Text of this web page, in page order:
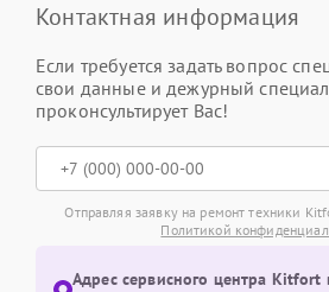
Контактная информация
Если требуется задать вопрос
свои данные и дежурный
проконсультирует Вас!
Отправляя заявку на ремонт техники
Политикой
Адрес сервисного центра Kitfort